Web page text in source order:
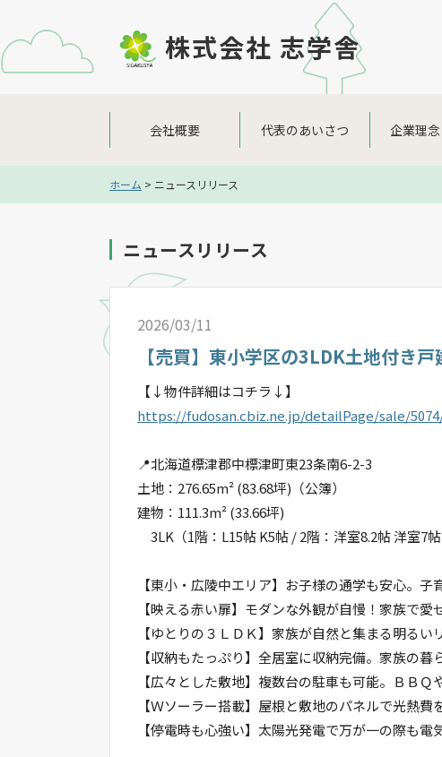
株式会社 志学舎
会社概要 代表のあいさつ 企業理
ホーム > ニュースリリース
ニュースリリース
2026/03/11
【売買】東小学区の3LDK土地付き
【↓物件詳細はコチラ↓】
https://fudosan.cbiz.ne.jp/detailPage/sale/
📍北海道標津郡中標津町東23条南6-2-3
土地：276.65m² (83.68坪)（公簿）
建物：111.3m² (33.66坪)
3LK（1階：L15帖 K5帖 / 2階：洋室8.2帖 洋室7帖
【東小・広陵中エリア】お子様の通学も安心。子
【映える赤い扉】モダンな外観が自慢！家族で愛
【ゆとりの３ＬＤＫ】家族が自然と集まる明る
【収納もたっぷり】全居室に収納完備。家族の暮
【広々とした敷地】複数台の駐車も可能。ＢＢＱ
【Ｗソーラー搭載】屋根と敷地のパネルで光熱
【停電時も心強い】太陽光発電で万が一の際も電